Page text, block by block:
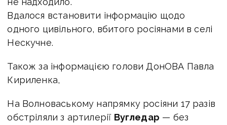
Вдалося встановити інформацію щодо
одного цивільного, вбитого росіянами в селі
Нескучне.
Також за інформацією голови ДонОВА Павла
Кириленка,
На Волноваському напрямку росіяни 17 разів
обстріляли з артилерії Вугледар — без